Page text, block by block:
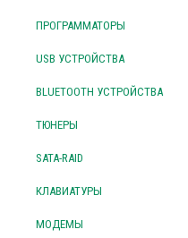
ПРОГРАММАТОРЫ
USB УСТРОЙСТВА
BLUETOOTH УСТРОЙСТВА
ТЮНЕРЫ
SATA-RAID
КЛАВИАТУРЫ
МОДЕМЫ